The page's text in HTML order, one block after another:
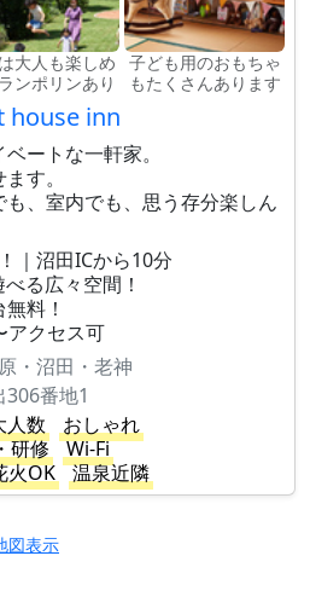
大人も楽しめ
ンポリンあり
子ども用のおもちゃ
もたくさんあります
house inn
ートな一軒家。
す。
、室内でも、思う存分楽しん
｜沼田ICから10分
る広々空間！
料！
クセス可
・沼田・老神
番地1
人数
おしゃれ
研修
Wi-Fi
火OK 温泉近隣
図表示